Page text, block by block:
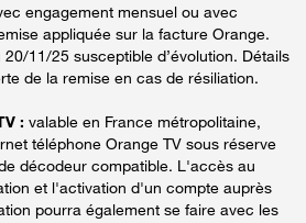
engagement mensuel ou avec
appliquée sur la facture Orange.
11/25 susceptible d’évolution. Détails
de la remise en cas de résiliation.
: valable en France métropolitaine,
téléphone Orange TV sous réserve
décodeur compatible. L'accès au
et l'activation d'un compte auprès
pourra également se faire avec les